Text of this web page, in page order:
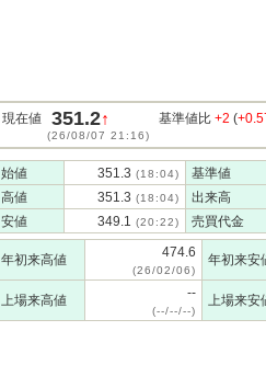
現在値 351.2↑
(26/08/07 21:16)
基準値比 +2 (
始値 351.3 (18:04)
基準値
高値
351.3 (18:04)
出来高
安値
349.1 (20:22) 売買代金
年初来高値 474.6
(26/02/06)
年初来安
上場来高値 --
(--/--/--)
上場来安